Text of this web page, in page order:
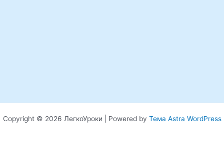
Copyright © 2026 ЛегкоУроки | Powered by Тема Astra WordPress